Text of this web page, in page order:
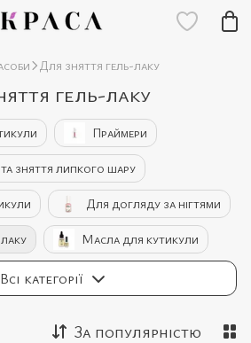
Для зняття гель-лаку
гель-лаку
Праймери
зняття липкого шару
Для догляду за нігтями
Масла для кутикули
та антисептики
Всі категорії
За популярністю